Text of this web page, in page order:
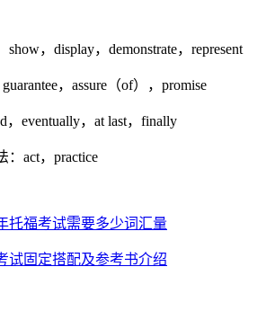
，display，demonstrate，represent
，assure（of），promise
eventually，at last，finally
act，practice
托福考试需要多少词汇量
试固定搭配及参考书介绍